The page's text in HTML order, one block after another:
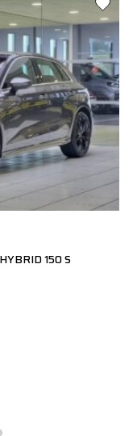
150 S